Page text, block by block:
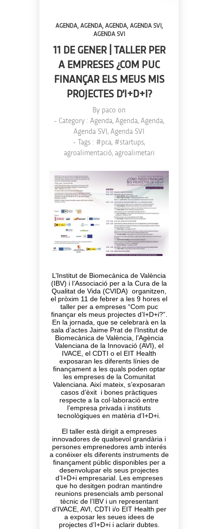
AGENDA, AGENDA, AGENDA, AGENDA SVI,
AGENDA SVI
11 DE GENER | TALLER PER
A EMPRESES ¿COM PUC
FINANÇAR ELS MEUS MIS
PROJECTES D’I+D+I?
By paco on
- Category : Agenda, Agenda, Agenda,
Agenda SVI , Agenda SVI
- Tags : #pca, #startups,
agroalimentació, agroalimetari
L’Institut de Biomecànica de València
(IBV) i l’Associació per a la Cura de la
Qualitat de Vida (CVIDA) organitzen,
el pròxim 11 de febrer a les 9 hores el
taller per a empreses “Com puc
finançar els meus projectes d’I+D+i?”.
En la jornada, que se celebrarà en la
sala d’actes Jaime Prat de l’Institut de
Biomecànica de València, l’Agència
Valenciana de la Innovació (AVI), el
IVACE, el CDTI o el EIT Health
exposaran les diferents línies de
finançament a les quals poden optar
les empreses de la Comunitat
Valenciana. Així mateix, s’exposaran
casos d’èxit i bones pràctiques
respecte a la col·laboració entre
l’empresa privada i instituts
tecnològiques en matèria d’I+D+i.
El taller està dirigit a empreses
innovadores de qualsevol grandària i
persones emprenedores amb interés
a conéixer els diferents instruments de
finançament públic disponibles per a
desenvolupar els seus projectes
d’I+D+i empresarial. Les empreses
que ho desitgen podran mantindre
reunions presencials amb personal
tècnic de l’IBV i un representant
d’IVACE, AVI, CDTI i/o EIT Health per
a exposar les seues idees de
projectes d’I+D+i i aclarir dubtes.